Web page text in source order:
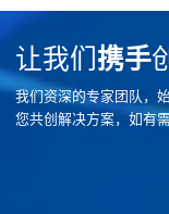
让我们携手
我们资深的专家团队，
您共创解决方案，如有